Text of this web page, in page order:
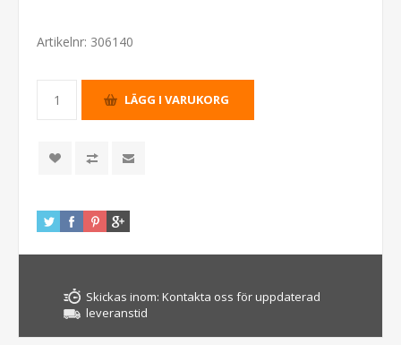
Artikelnr: 306140
Skickas inom: Kontakta oss för uppdaterad
leveranstid